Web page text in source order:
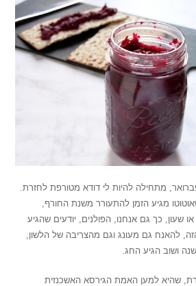
מתחילה להיות לי דודא מטורפת לחזרת.
מגיע הזמן להתעורר משנת החורף,
שעון, כך גם אנחנו, הפולנים, יודעים שהגיע
להאנח גם מעונג וגם מהצריבה של הלשון,
ושוב הגיע החג.
שהיא למען האמת הגירסא האשכנזית